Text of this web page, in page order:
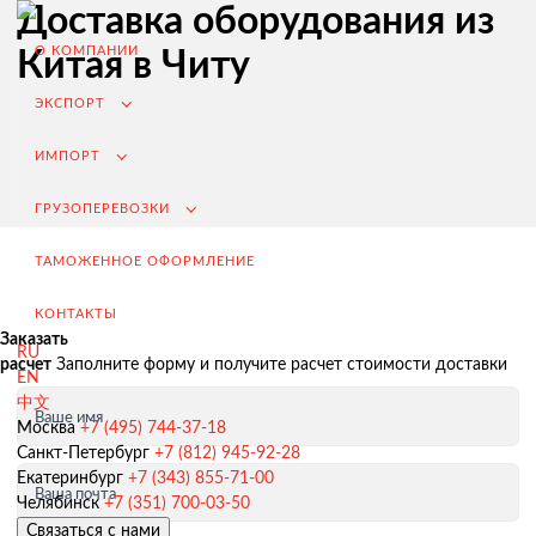
О КОМПАНИИ
ЭКСПОРТ
ИМПОРТ
ГРУЗОПЕРЕВОЗКИ
ТАМОЖЕННОЕ ОФОРМЛЕНИЕ
КОНТАКТЫ
RU
EN
中文
Москва +7 (495) 744-37-18
Санкт-Петербург +7 (812) 945-92-28
Екатеринбург +7 (343) 855-71-00
Челябинск +7 (351) 700-03-50
Связаться с нами
Экспорт из России
Заключение контрактов и согласование условий поставки
Таможенное оформление и разрешительная документация
Доставка оборудования из
Китая в Читу
Заказать
расчет Заполните форму и получите расчет стоимости доставки
Ваше имя
Ваша почта